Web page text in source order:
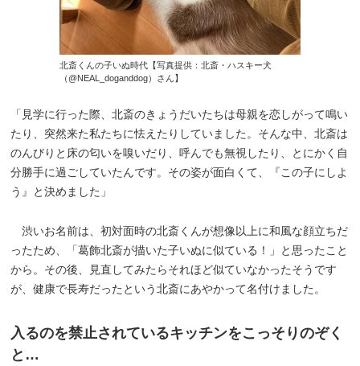
北斎くんの子いぬ時代【写真提供：北斎・ハスキー犬
（@NEAL_doganddog）さん】
「見学に行った際、北斎のきょうだいたちは母親を恋しがって鳴い
たり、突然来た私たちに怯えたりしていました。そんな中、北斎は
のんびりと床の匂いを嗅いだり、呼んでも無視したり、とにかく自
分勝手に過ごしていたんです。その姿が面白くて、『この子にしよ
う』と決めました」
渋いお名前は、初対面時の北斎くんが想像以上に和風な顔立ちだ
ったため、「葛飾北斎が描いた子いぬに似ている！」と思ったこと
から。その後、見直してみたらそれほど似ていなかったそうです
が、健康で長寿だったという北斎にあやかって名付けました。
入るのを禁止されているキッチンをこっそりのぞく
と…